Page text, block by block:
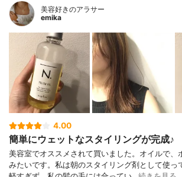
美容好きのアラサー
emika
4.00
簡単にウェットなスタイリングが完成♪
美容室でオススメされて買いました。オイルで、
みたいです。私は朝のスタイリング剤として使っ